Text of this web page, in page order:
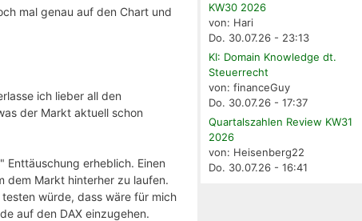
mal genau auf den Chart und
ich lieber all den
der Markt aktuell schon
erheblich. Einen
dem Markt hinterher zu laufen.
würde, dass wäre für mich
auf den DAX einzugehen.
KW30 2026
von: Hari
Do. 30.07.26 - 23:13
KI: Domain Knowledge dt.
Steuerrecht
von: financeGuy
Do. 30.07.26 - 17:37
Quartalszahlen Review KW31
2026
von: Heisenberg22
Do. 30.07.26 - 16:41